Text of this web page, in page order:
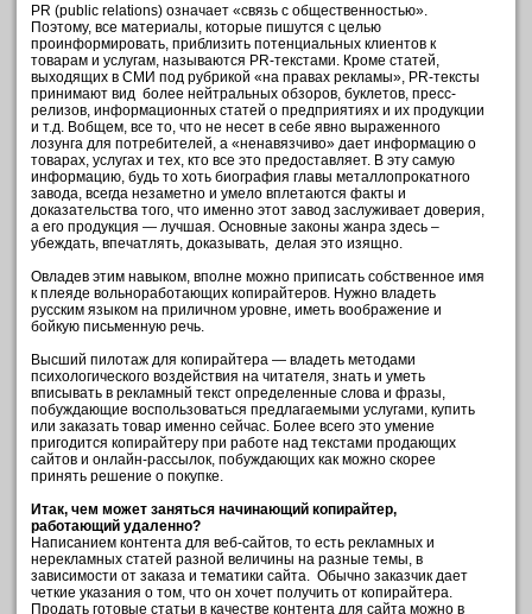
PR (public relations) означает «связь с общественностью».
Поэтому, все материалы, которые пишутся с целью
проинформировать, приблизить потенциальных клиентов к
товарам и услугам, называются PR-текстами. Кроме статей,
выходящих в СМИ под рубрикой «на правах рекламы», PR-тексты
принимают вид более нейтральных обзоров, буклетов, пресс-
релизов, информационных статей о предприятиях и их продукции
и т.д. Вобщем, все то, что не несет в себе явно выраженного
лозунга для потребителей, а «ненавязчиво» дает информацию о
товарах, услугах и тех, кто все это предоставляет. В эту самую
информацию, будь то хоть биография главы металлопрокатного
завода, всегда незаметно и умело вплетаются факты и
доказательства того, что именно этот завод заслуживает доверия,
а его продукция — лучшая. Основные законы жанра здесь –
убеждать, впечатлять, доказывать, делая это изящно.
Овладев этим навыком, вполне можно приписать собственное имя
к плеяде вольноработающих копирайтеров. Нужно владеть
русским языком на приличном уровне, иметь воображение и
бойкую письменную речь.
Высший пилотаж для копирайтера — владеть методами
психологического воздействия на читателя, знать и уметь
вписывать в рекламный текст определенные слова и фразы,
побуждающие воспользоваться предлагаемыми услугами, купить
или заказать товар именно сейчас. Более всего это умение
пригодится копирайтеру при работе над текстами продающих
сайтов и онлайн-рассылок, побуждающих как можно скорее
принять решение о покупке.
Итак, чем может заняться начинающий копирайтер,
работающий удаленно?
Написанием контента для веб-сайтов, то есть рекламных и
нерекламных статей разной величины на разные темы, в
зависимости от заказа и тематики сайта. Обычно заказчик дает
четкие указания о том, что он хочет получить от копирайтера.
Продать готовые статьи в качестве контента для сайта можно в